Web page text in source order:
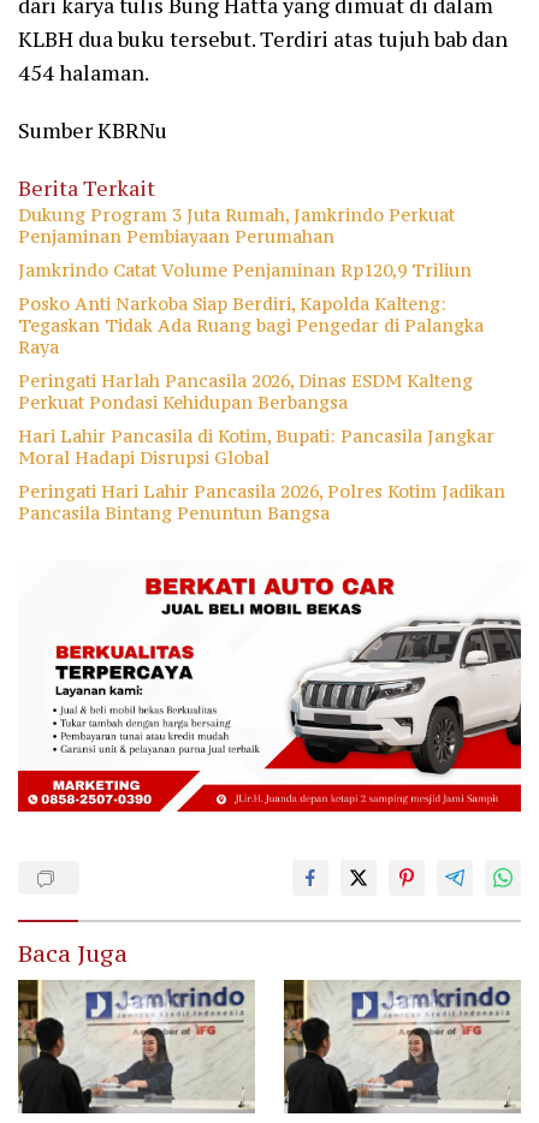
KLBH dua buku tersebut. Terdiri atas tujuh bab dan
454 halaman.
Sumber KBRNu
Berita Terkait
Dukung Program 3 Juta Rumah, Jamkrindo Perkuat
Penjaminan Pembiayaan Perumahan
Jamkrindo Catat Volume Penjaminan Rp120,9 Triliun
Posko Anti Narkoba Siap Berdiri, Kapolda Kalteng:
Tegaskan Tidak Ada Ruang bagi Pengedar di Palangka
Raya
Peringati Harlah Pancasila 2026, Dinas ESDM Kalteng
Perkuat Pondasi Kehidupan Berbangsa
Hari Lahir Pancasila di Kotim, Bupati: Pancasila Jangkar
Moral Hadapi Disrupsi Global
Peringati Hari Lahir Pancasila 2026, Polres Kotim Jadikan
Pancasila Bintang Penuntun Bangsa
Baca Juga